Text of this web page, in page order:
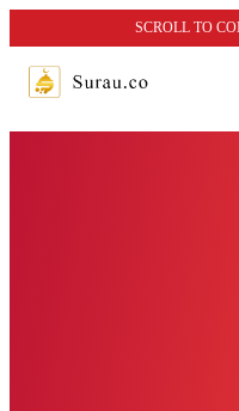
SCROLL TO